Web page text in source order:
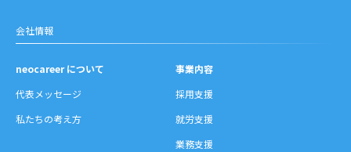
会社情報
neocareer について
代表メッセージ
私たちの考え方
事業内容
採用支援
就労支援
業務支援